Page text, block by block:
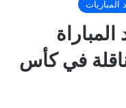
المباريات
في كأس